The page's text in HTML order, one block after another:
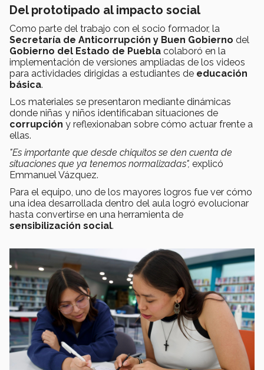
Del prototipado al impacto social
Como parte del trabajo con el socio formador, la
Secretaría de Anticorrupción y Buen Gobierno del
Gobierno del Estado de Puebla colaboró en la
implementación de versiones ampliadas de los videos
para actividades dirigidas a estudiantes de educación
básica.
Los materiales se presentaron mediante dinámicas
donde niñas y niños identificaban situaciones de
corrupción y reflexionaban sobre cómo actuar frente a
ellas.
"Es importante que desde chiquitos se den cuenta de
situaciones que ya tenemos normalizadas", explicó
Emmanuel Vázquez.
Para el equipo, uno de los mayores logros fue ver cómo
una idea desarrollada dentro del aula logró evolucionar
hasta convertirse en una herramienta de
sensibilización social.